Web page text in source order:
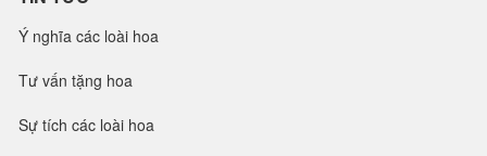
Ý nghĩa các loài hoa
Tư vấn tặng hoa
Sự tích các loài hoa